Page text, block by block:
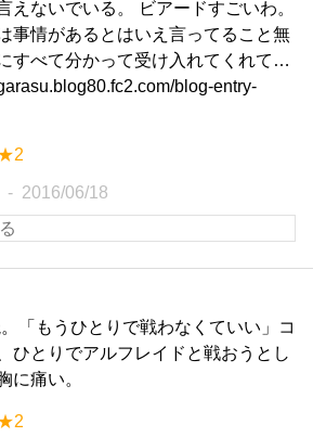
えないでいる。 ビアードすごいわ。
事情があるとはいえ言ってること無
すべて分かって受け入れてくれて…
blog-entry-
2016/06/18
「もうひとりで戦わなくていい」コ
ひとりでアルフレイドと戦おうとし
に痛い。